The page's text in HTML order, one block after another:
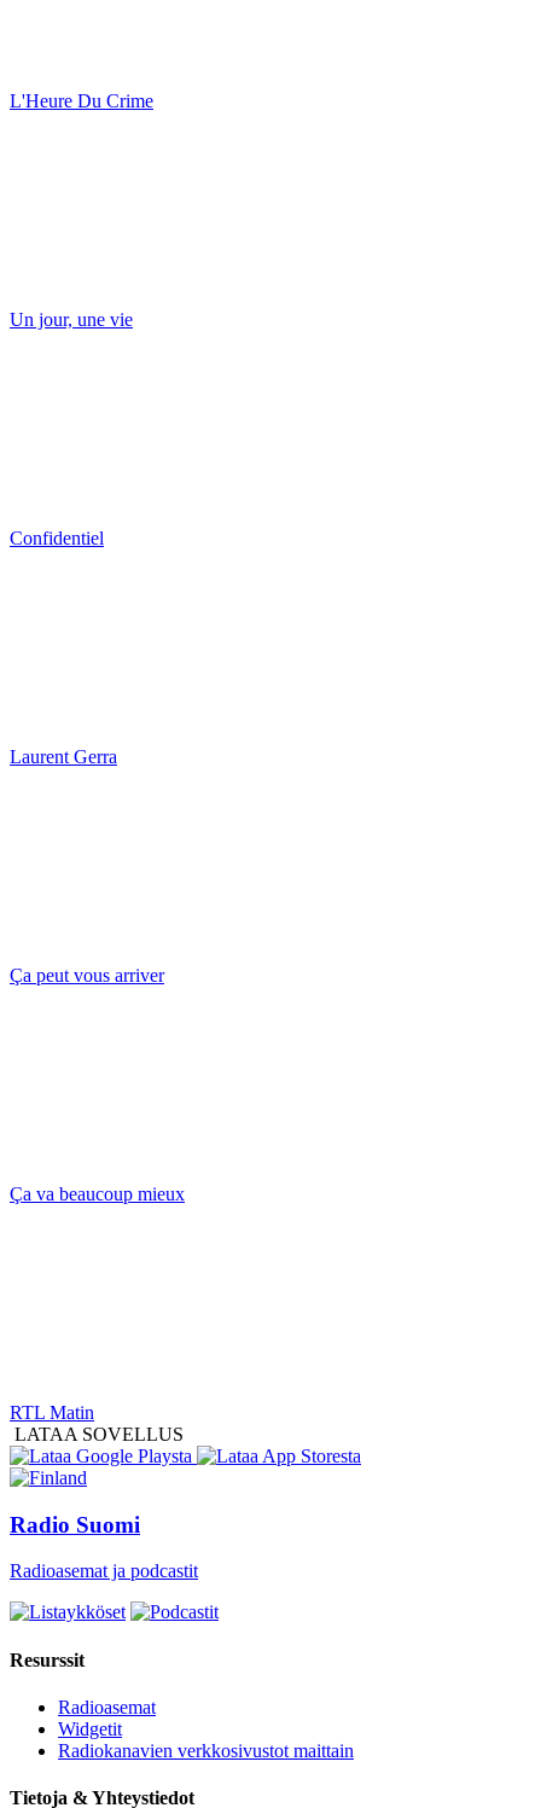
L'Heure Du Crime
Un jour, une vie
Confidentiel
Laurent Gerra
Ça peut vous arriver
Ça va beaucoup mieux
RTL Matin
LATAA SOVELLUS
Radio Suomi
Radioasemat ja podcastit
Resurssit
Radioasemat
Widgetit
Radiokanavien verkkosivustot maittain
Tietoja & Yhteystiedot